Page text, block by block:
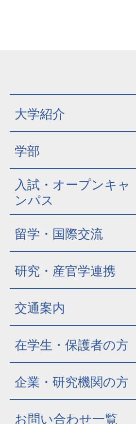
大学紹介
学部
入試・オープンキャ
ンパス
留学・国際交流
研究・産官学連携
交通案内
在学生・保護者の方
企業・研究機関の方
お問い合わせ一覧